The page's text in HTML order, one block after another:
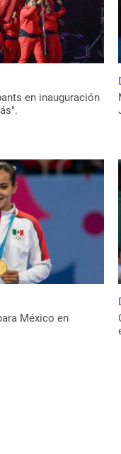
en inauguración
México en